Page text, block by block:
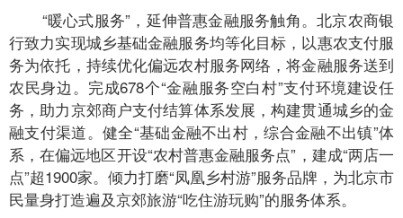
“暖心式服务”，延伸普惠金融服务触角。北京农商银
行致力实现城乡基础金融服务均等化目标，以惠农支付服
务为依托，持续优化偏远农村服务网络，将金融服务送到
农民身边。完成678个“金融服务空白村”支付环境建设任
务，助力京郊商户支付结算体系发展，构建贯通城乡的金
融支付渠道。健全“基础金融不出村，综合金融不出镇”体
系，在偏远地区开设“农村普惠金融服务点”，建成“两店一
点”超1900家。倾力打磨“凤凰乡村游”服务品牌，为北京市
民量身打造遍及京郊旅游“吃住游玩购”的服务体系。